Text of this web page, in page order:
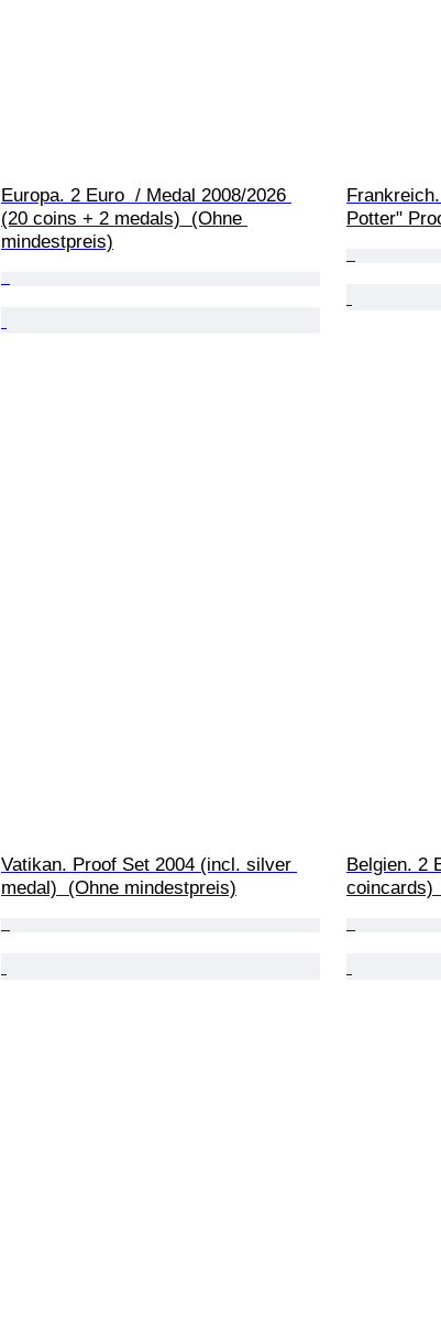
Europa. 2 Euro  / Medal 2008/2026
(20 coins + 2 medals)  (Ohne
mindestpreis)
Potter"
Vatikan. Proof Set 2004 (incl. silver
medal)  (Ohne mindestpreis)
Belgien. 2
coincards)